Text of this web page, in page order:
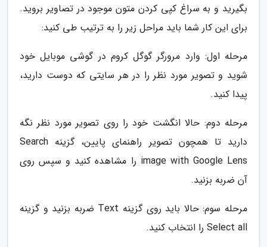
بگیرید و به سراغ کپی کردن متون موجود در تصاویر بروید.
برای این کار شما باید مراحل زیر را به ترتیب طی کنید:
مرحله اول: وارد مرورگر گوگل کروم در گوشی موبایل خود
شوید و تصویر مورد نظر را در هر سایتی که دوست دارید،
پیدا کنید.
مرحله دوم: حالا انگشت خود را روی تصویر مورد نظر نگه
دارید تا همچون تصویر راهنمای پایین، گزینه Search
image with Google Lens را مشاهده کنید و سپس روی
آن ضربه بزنید.
مرحله سوم: حالا باید روی گزینه Text ضربه بزنید و گزینه
Select all را انتخاب کنید.